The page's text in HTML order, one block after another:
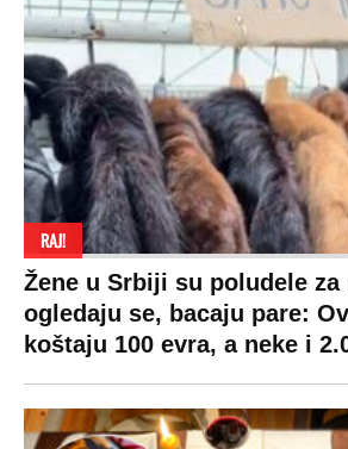
RAJ!
Žene u Srbiji su poludele za
ogledaju se, bacaju pare:
koštaju 100 evra, a neke i